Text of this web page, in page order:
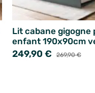
Lit cabane gigogne
enfant 190x90cm
249,90 € 269,90 €